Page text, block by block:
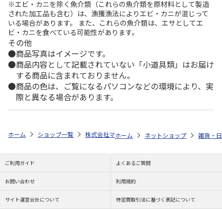
※エビ・カニを除く魚介類（これらの魚介類を原材料として製造
された加工品も含む）は、漁獲漁法によりエビ・カニが混じって
いる場合があります。 また、これらの魚介類は、エサとしてエ
ビ・カニを食べている可能性があります。
その他
商品写真はイメージです。
商品内容として記載されていない「小道具類」はお届け
する商品に含まれておりません。
商品の色は、ご覧になるパソコンなどの環境により、実
際と異なる場合があります。
ホーム ショップ一覧 株式会社マインド ポケモン ゴルフマーカー
ホーム ネットショップ 雑貨・
ご利用ガイド よくあるご質問
お問い合わせ 利用規約
サイト運営会社について 特定商取引法に基づく表記について